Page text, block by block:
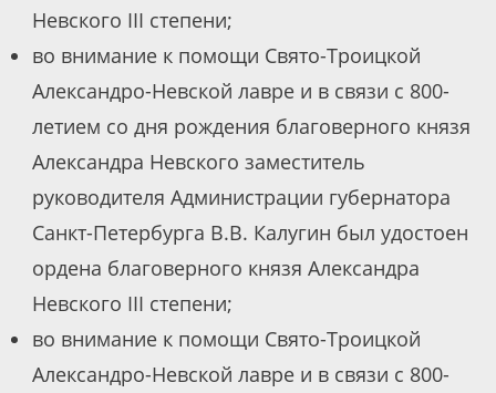
Невского III степени;
во внимание к помощи Свято-Троицкой
Александро-Невской лавре и в связи с 800-
летием со дня рождения благоверного князя
Александра Невского заместитель
руководителя Администрации губернатора
Санкт-Петербурга В.В. Калугин был удостоен
ордена благоверного князя Александра
Невского III степени;
во внимание к помощи Свято-Троицкой
Александро-Невской лавре и в связи с 800-